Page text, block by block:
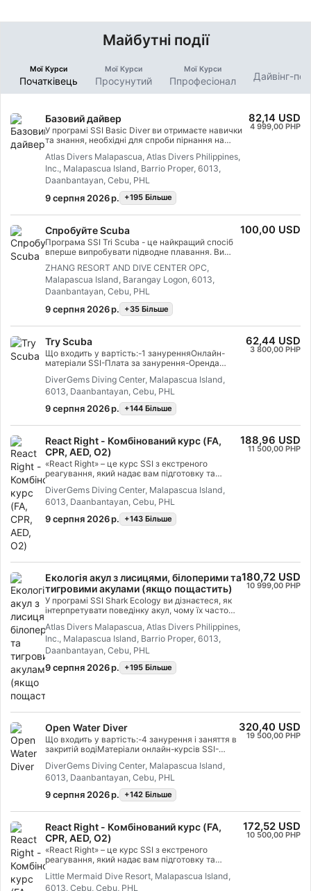
Майбутні події
Мої Курси
Початківець
Мої Курси
Просунутий
Мої Курси
Ппрофесіонал Дайвінг-
Базовий дайвер
У програмі SSI Basic Diver ви отримаєте навички
та знання, необхідні для спроби пірнання на
чудовий спосіб повніше дослідити підводний світ,
пробуючи дайвінг. Всю програму Basic Diver
можна зарахувати до програм Scuba Diver або
Open Water Dive протягом 6 місяців, щоб ви могли
зробити наступний крок у своїй дайвінг-пригоді.
Atlas Divers Malapascua, Atlas Divers Philippines,
Inc., Malapascua Island, Barrio Proper, 6013,
Daanbantayan, Cebu, PHL
9 серпня 2026 р. +195 Бiльше
82,14 USD
4 999,00 PHP
Спробуйте Scuba
Програма SSI Tri Scuba - це найкращий спосіб
вперше випробувати підводне плавання. Ви
під водою і відчуєте магію підводного плавання
під захистом інструктора в обмежених водах.
Після цього короткого курсу та отримання
сертифікаційної картки SSI Tri-Scuba ви знову
захочете пірнати. На вас чекають нескінченні
підводні пригоди. Цей курс - лише початок.
Почніть вже сьогодні.
ZHANG RESORT AND DIVE CENTER OPC,
Malapascua Island, Barangay Logon, 6013,
Daanbantayan, Cebu, PHL
9 серпня 2026 р. +35 Бiльше
100,00 USD
Try Scuba
Що входить у вартість:-1 зануренняОнлайн-
матеріали SSI-Плата за занурення-Оренда
DiverGems Diving Center, Malapascua Island,
6013, Daanbantayan, Cebu, PHL
9 серпня 2026 р. +144 Бiльше
62,44 USD
3 800,00 PHP
React Right - Комбінований курс (FA,
CPR, AED, O2)
«React Right» – це курс SSI з екстреного
реагування, який надає вам підготовку та
працівник екстреного реагування у разі
невідкладної медичної допомоги. У цій гнучкій
програмі дайвінгу ви можете вибрати
предмети, які хочете вивчити, включаючи
дізнатися про подання кисню у разі
основи роботи з автоматичним зовнішнім
дефібрилятором (АЗД). Використовуючи
поєднання академічних занять та практичних
навчальних сценаріїв, ця програма надасть
реагування на надзвичайні ситуації. До
моменту отримання сертифіката ви зможете
діяти як працівник екстреного реагування,
надавати першу допомогу та серцево-
легеневу реанімацію, подавати кисень та
забезпечувати підтримку за допомогою АЗД у
DiverGems Diving Center, Malapascua Island,
6013, Daanbantayan, Cebu, PHL
9 серпня 2026 р. +143 Бiльше
188,96 USD
11 500,00 PHP
Екологія акул з лисицями, білоперими та
тигровими акулами (якщо пощастить)
У програмі SSI Shark Ecology ви дізнаєтеся, як
інтерпретувати поведінку акул, чому їх часто
Це ідеальний курс для шанувальників акул та
для дайверів, які нервують через акул, але
хочуть подолати свій страх. Після завершення
цієї програми ви отримаєте спеціальний
сертифікат SSI Shark Ecology та, безсумнівно,
Atlas Divers Malapascua, Atlas Divers Philippines,
Inc., Malapascua Island, Barrio Proper, 6013,
Daanbantayan, Cebu, PHL
9 серпня 2026 р. +195 Бiльше
180,72 USD
10 999,00 PHP
Open Water Diver
Що входить у вартість:-4 занурення і заняття в
закритій водіМатеріали онлайн-курсів SSI-
DiverGems Diving Center, Malapascua Island,
6013, Daanbantayan, Cebu, PHL
9 серпня 2026 р. +142 Бiльше
320,40 USD
19 500,00 PHP
React Right - Комбінований курс (FA,
CPR, AED, O2)
«React Right» – це курс SSI з екстреного
реагування, який надає вам підготовку та
працівник екстреного реагування у разі
невідкладної медичної допомоги. У цій гнучкій
Little Mermaid Dive Resort, Malapascua Island,
6013, Cebu, Cebu, PHL
172,52 USD
10 500,00 PHP